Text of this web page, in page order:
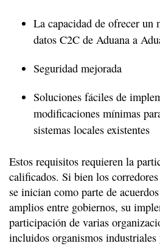
La capacidad de ofrecer un
datos C2C de Aduana a
Seguridad mejorada
Soluciones fáciles de
modificaciones mínimas
sistemas locales existentes
Estos requisitos requieren la
calificados. Si bien los
se inician como parte de
amplios entre gobiernos, su
participación de varias
incluidos organismos industriales